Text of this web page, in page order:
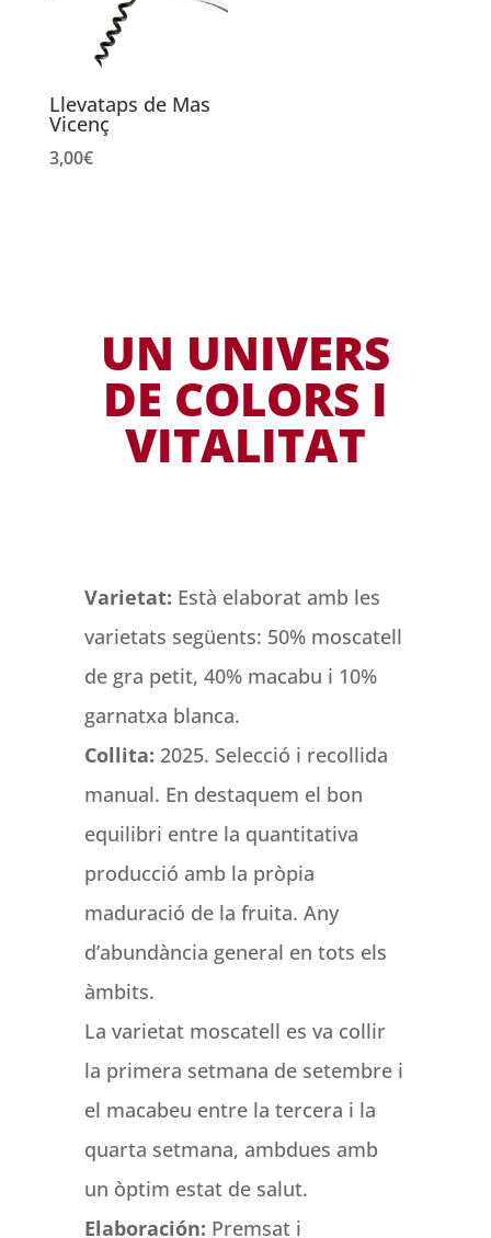
Llevataps de Mas
Vicenç
3,00€
UN UNIVERS
DE COLORS I
VITALITAT
Varietat: Està elaborat amb les
varietats següents: 50% moscatell
de gra petit, 40% macabu i 10%
garnatxa blanca.
Collita: 2025. Selecció i recollida
manual. En destaquem el bon
equilibri entre la quantitativa
producció amb la pròpia
maduració de la fruita. Any
d’abundància general en tots els
àmbits.
La varietat moscatell es va collir
la primera setmana de setembre i
el macabeu entre la tercera i la
quarta setmana, ambdues amb
un òptim estat de salut.
Elaboración: Premsat i